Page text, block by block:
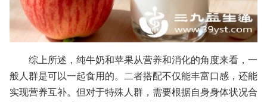
综上所述，纯牛奶和苹果从营养和消化的角度来看，一
般人群是可以一起食用的。二者搭配不仅能丰富口感，还能
实现营养互补。但对于特殊人群，需要根据自身身体状况合